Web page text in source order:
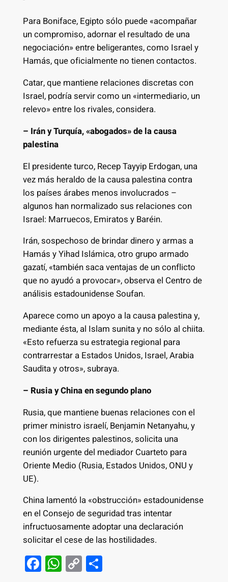
Para Boniface, Egipto sólo puede «acompañar
un compromiso, adornar el resultado de una
negociación» entre beligerantes, como Israel y
Hamás, que oficialmente no tienen contactos.
Catar, que mantiene relaciones discretas con
Israel, podría servir como un «intermediario, un
relevo» entre los rivales, considera.
– Irán y Turquía, «abogados» de la causa
palestina
El presidente turco, Recep Tayyip Erdogan, una
vez más heraldo de la causa palestina contra
los países árabes menos involucrados –
algunos han normalizado sus relaciones con
Israel: Marruecos, Emiratos y Baréin.
Irán, sospechoso de brindar dinero y armas a
Hamás y Yihad Islámica, otro grupo armado
gazatí, «también saca ventajas de un conflicto
que no ayudó a provocar», observa el Centro de
análisis estadounidense Soufan.
Aparece como un apoyo a la causa palestina y,
mediante ésta, al Islam sunita y no sólo al chiita.
«Esto refuerza su estrategia regional para
contrarrestar a Estados Unidos, Israel, Arabia
Saudita y otros», subraya.
– Rusia y China en segundo plano
Rusia, que mantiene buenas relaciones con el
primer ministro israelí, Benjamin Netanyahu, y
con los dirigentes palestinos, solicita una
reunión urgente del mediador Cuarteto para
Oriente Medio (Rusia, Estados Unidos, ONU y
UE).
China lamentó la «obstrucción» estadounidense
en el Consejo de seguridad tras intentar
infructuosamente adoptar una declaración
solicitar el cese de las hostilidades.
F W C S